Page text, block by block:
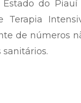
Estado do
Terapia
de números
sanitários.